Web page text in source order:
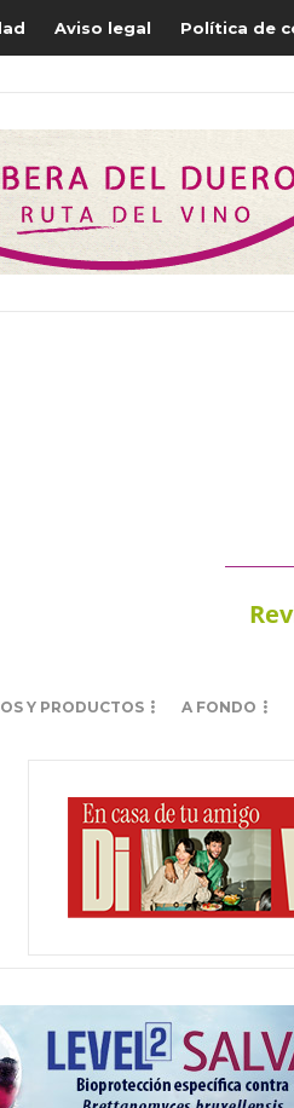
Aviso legal Política de
Y PRODUCTOS A FONDO